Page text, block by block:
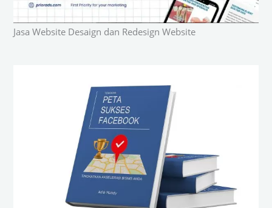
Jasa Website Desaign dan Redesign Website